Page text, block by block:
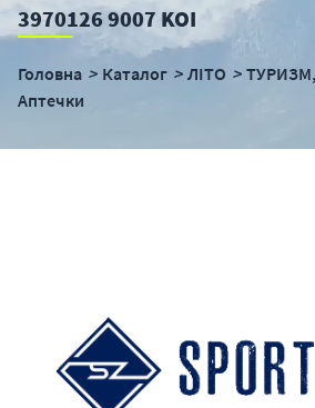
3970126 9007 KOI
Головна Каталог ЛІТО
Аптечки